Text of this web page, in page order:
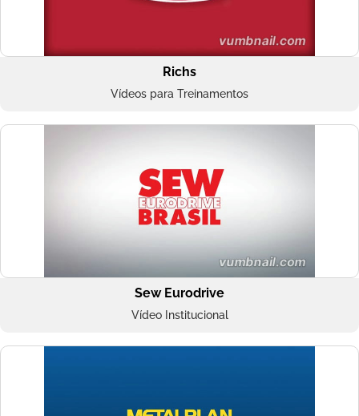
Richs
Vídeos para Treinamentos
Sew Eurodrive
Vídeo Institucional